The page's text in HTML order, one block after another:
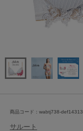
商品コード：wabtj738-
サルート